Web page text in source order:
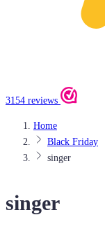
3154 reviews
Home
Black Friday
singer
singer